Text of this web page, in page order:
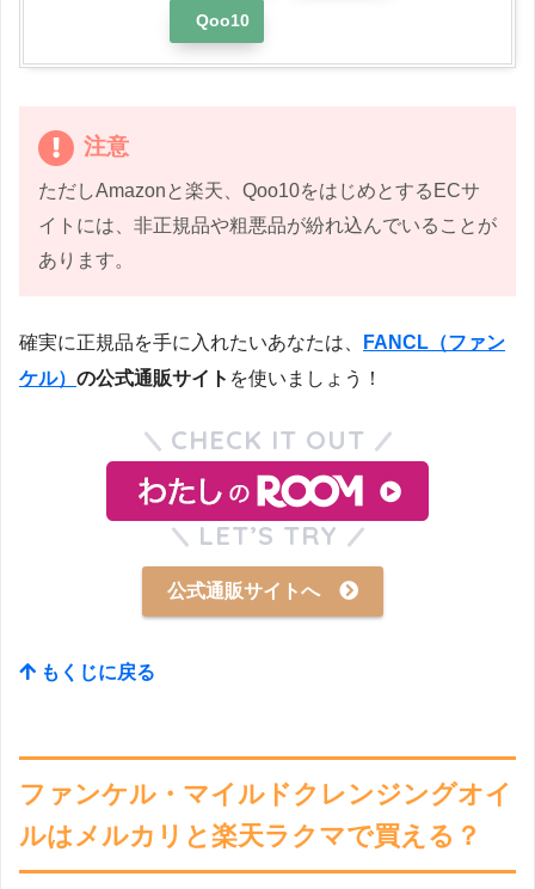
Qoo10
注意
ただしAmazonと楽天、Qoo10をはじめとするECサ
イトには、非正規品や粗悪品が紛れ込んでいることが
あります。
確実に正規品を手に入れたいあなたは、
FANCL（ファン
ケル） の公式通販サイト を使いましょう！
CHECK IT OUT
LET’S TRY
公式通販サイトへ
もくじに戻る
ファンケル・マイルドクレンジングオイ
ルはメルカリと楽天ラクマで買える？